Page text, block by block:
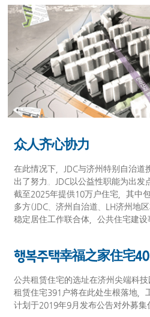
众人齐心协力
在此情况下，JDC与济州特别自治
出了努力。JDC以公益性职能为出
截至2025年提供10万户住宅，其中
多方(JDC、济州自治道、LH济州地
稳定居住工作联合体，公共住宅建设
행복주택幸福之家住宅
公共租赁住宅的选址在济州尖端科
租赁住宅391户将在此处生根落地，
计划于2019年9月发布公告对外募集